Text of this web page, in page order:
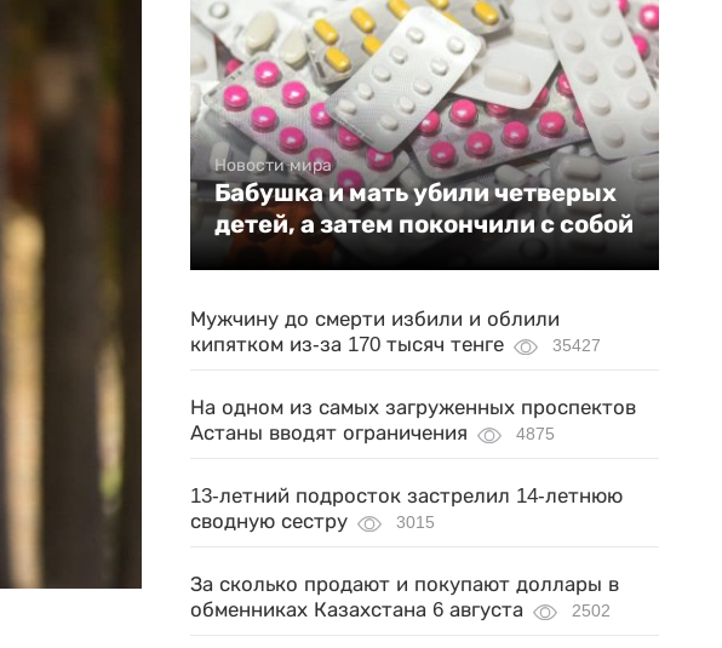
Новости мира
Бабушка и мать убили четверых
детей, а затем покончили с собой
Мужчину до смерти избили и облили
кипятком из-за 170 тысяч тенге
35427
На одном из самых загруженных проспектов
Астаны вводят ограничения
4875
13-летний подросток застрелил 14-летнюю
сводную сестру
3015
За сколько продают и покупают доллары в
обменниках Казахстана 6 августа
2502